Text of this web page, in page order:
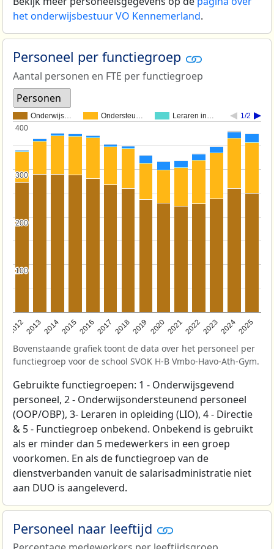
het onderwijsbestuur VO Kennemerland.
Personeel per functiegroep
Aantal personen en FTE per functiegroep
Personen
Onderwijs… Ondersteu… Leraren in… 1/2
201220132014201520162017 20182019 202020212022202320242025
100
100
200
200
300
300
400
400
Bovenstaande grafiek toont de data over het personeel per
functiegroep voor de school SVOK H-B Vmbo-Havo-Ath-Gym.
Gebruikte functiegroepen: 1 - Onderwijsgevend
personeel, 2 - Onderwijsondersteunend personeel
(OOP/OBP), 3- Leraren in opleiding (LIO), 4 - Directie
& 5 - Functiegroep onbekend. Onbekend is gebruikt
als er minder dan 5 medewerkers in een groep
voorkomen. En als de functiegroep van de
dienstverbanden vanuit de salarisadministratie niet
aan DUO is aangeleverd.
Personeel naar leeftijd